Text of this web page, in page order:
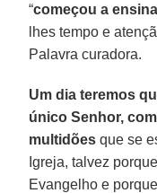
“começou a
lhes tempo e
Palavra curadora.
Um dia teremos
único Senhor,
multidõesque se
Igreja, talvez
Evangelho e